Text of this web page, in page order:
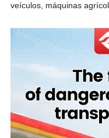
veículos, máquinas